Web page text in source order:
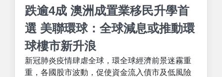
跌逾4成 澳洲成置業移民升學首
選 美聯環球：全球減息或推動環
球樓市新升浪
新冠肺炎疫情肆虐全球，環全球經濟前景迷霧重
重，各國股市波動，促使資金流入債市及低風險